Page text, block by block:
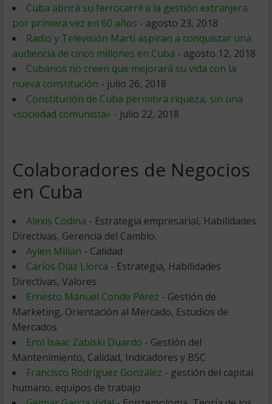
Cuba abrirá su ferrocarril a la gestión extranjera
por primera vez en 60 años - agosto 23, 2018
Radio y Televisión Martí aspiran a conquistar una
audiencia de cinco millones en Cuba - agosto 12, 2018
Cubanos no creen que mejorará su vida con la
nueva constitución - julio 26, 2018
Constitución de Cuba permitirá riqueza, sin una
«sociedad comunista» - julio 22, 2018
Colaboradores de Negocios
en Cuba
Alexis Codina - Estrategia empresarial, Habilidades
Directivas, Gerencia del Cambio.
Aylen Milian - Calidad
Carlos Díaz Llorca - Estrategia, Habilidades
Directivas, Valores
Ernesto Manuel Conde Pérez - Gestión de
Marketing, Orientación al Mercado, Estudios de
Mercados
Erol Isaac Zabiski Duardo - Gestión del
Mantenimiento, Calidad, Indicadores y BSC
Francisco Rodríguez González - gestión del capital
humano, equipos de trabajo